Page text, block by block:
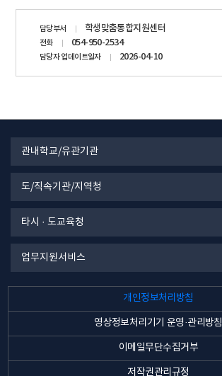
담당부서 학생맞춤통합지원센터
전화 054-950-2534
담당자 업데이트일자 2026-04-10
관내학교/유관기관
도/직속기관/지역청
타시 · 도교육청
업무지원서비스
개인정보처리방침
영상정보처리기기 운영·관리방침
이메일무단수집거부
저작권관리규정